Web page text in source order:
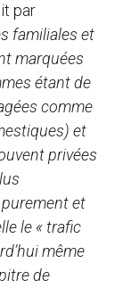
par
familiales et
marquées
étant de
comme
et
privées
et
le « trafic
même
de